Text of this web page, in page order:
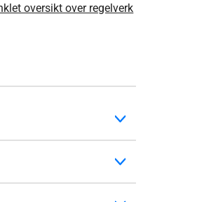
oversikt over regelverk